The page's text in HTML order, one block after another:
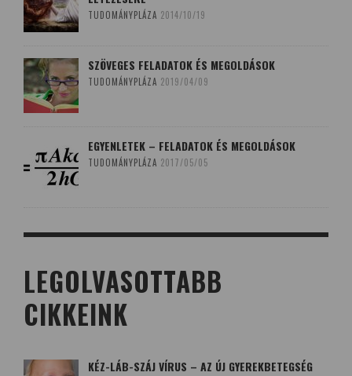
TUDOMÁNYPLÁZA 2014/10/19
SZÖVEGES FELADATOK ÉS MEGOLDÁSOK
TUDOMÁNYPLÁZA 2019/04/09
EGYENLETEK – FELADATOK ÉS MEGOLDÁSOK
TUDOMÁNYPLÁZA 2017/05/05
LEGOLVASOTTABB
CIKKEINK
KÉZ-LÁB-SZÁJ VÍRUS – AZ ÚJ GYEREKBETEGSÉG